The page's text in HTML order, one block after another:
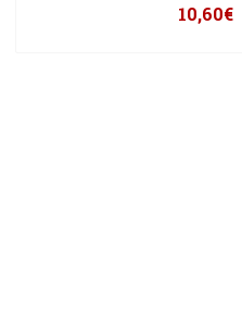
10,60€